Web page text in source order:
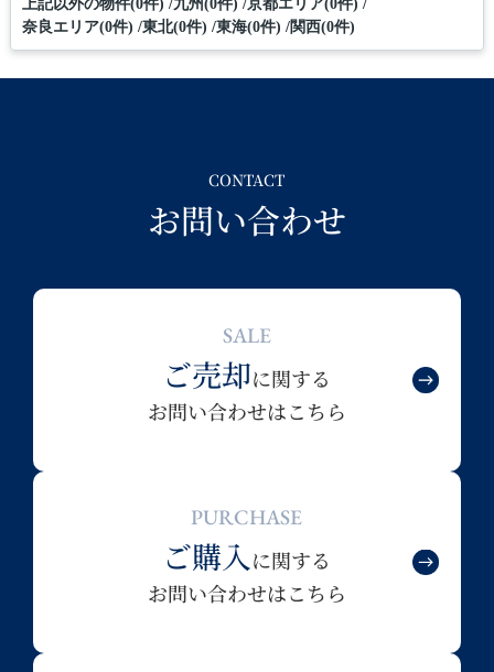
上記以外の物件(0件) 九州(0件) 京都エリア(0件)
奈良エリア(0件) 東北(0件) 東海(0件) 関西(0件)
CONTACT
お問い合わせ
SALE
ご売却に関する
お問い合わせはこちら
PURCHASE
ご購入に関する
お問い合わせはこちら